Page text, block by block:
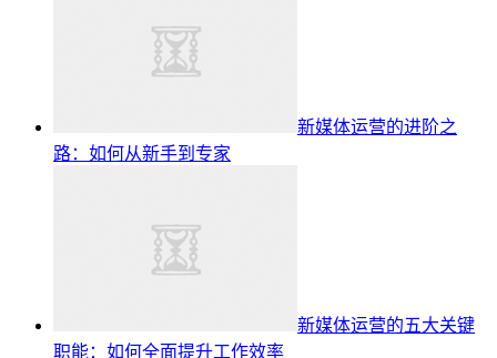
新媒体运营的进阶之
路：如何从新手到专家
新媒体运营的五大关键
职能：如何全面提升工作效率